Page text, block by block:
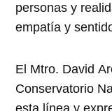
personas y
empatía y
El Mtro. David
Conservatorio